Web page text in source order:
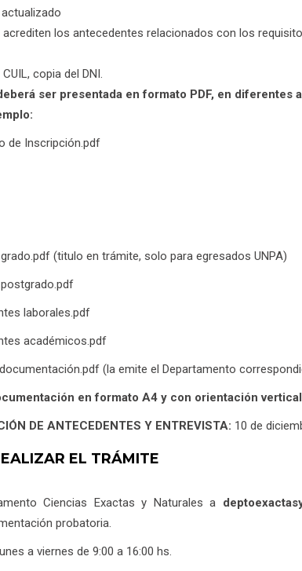
los antecedentes relacionados con los
copia del DNI.
ser presentada en formato PDF, en diferentes
de Inscripción.pdf
(titulo en trámite, solo para egresados UNPA)
laborales.pdf
académicos.pdf
(la emite el Departamento
en formato A4 y con orientación
DE ANTECEDENTES Y ENTREVISTA: 10 de
EL TRÁMITE
Ciencias Exactas y Naturales a
probatoria.
a viernes de 9:00 a 16:00 hs.